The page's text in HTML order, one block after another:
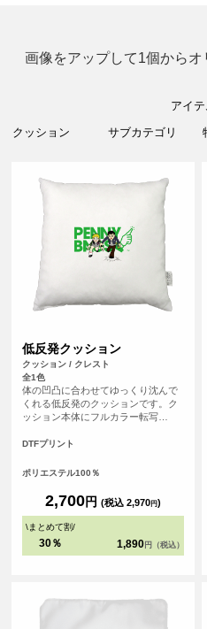
画像をアップして1個から
アイ
低反発クッション
クッション / クレスト
全1色
体の凹凸に合わせてゆっくり沈んで
くれる低反発のクッションです。ク
ッション本体にフルカラー転写
やイラストなどくっきり印刷するこ
ちろん、プレゼントにもおすすめの
DTFプリント
ポリエステル100％
2,700円 (税込 2,970円)
\まとめて割/
30％ 1,890 円（税込）